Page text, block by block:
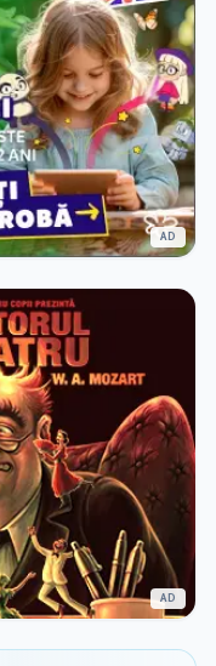
AD
AD